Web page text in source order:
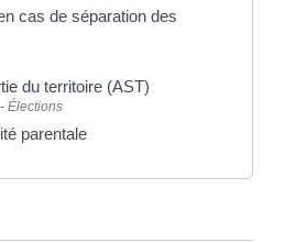
cas de séparation des
du territoire (AST)
Élections
parentale